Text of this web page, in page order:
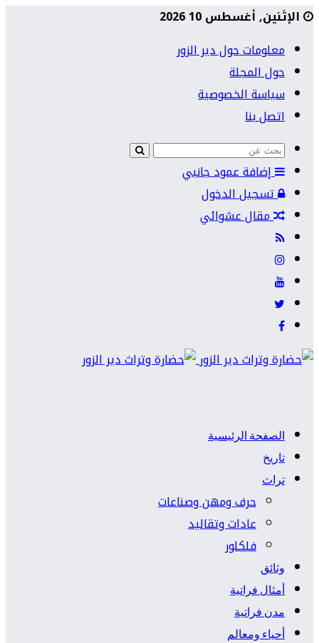
الإثنين, أغسطس 10 2026
معلومات حول دير الزور
حول المجلة
سياسة الخصوصية
اتصل بنا
إضافة عمود جانبي
تسجيل الدخول
مقال عشوائي
الصفحة الرئيسية
تاريخ
تراث
حرف ومهن وصناعات
عادات وتقاليد
فلكلور
وثائق
أمثال فراتية
مدن فراتية
أحياء ومعالم